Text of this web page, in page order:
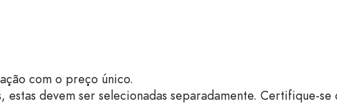
com o preço único.
estas devem ser selecionadas separadamente. Certifique-